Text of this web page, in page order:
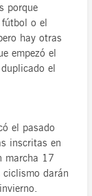
porque
o el
hay otras
empezó el
el
el pasado
inscritas en
marcha 17
darán